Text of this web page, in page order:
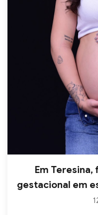
Em
gestacional em